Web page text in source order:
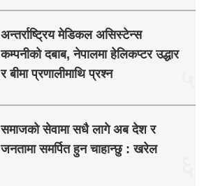
अन्तर्राष्ट्रिय मेडिकल असिस्टेन्स
कम्पनीको दबाब, नेपालमा हेलिकप्टर उद्धार
र बीमा प्रणालीमाथि प्रश्न
समाजको सेवामा सधै लागे अब देश र
जनतामा समर्पित हुन चाहान्छु : खरेल